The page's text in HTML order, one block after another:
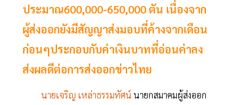
ประมาณ600,000-650,000 ตัน เนื่องจาก
ผู้ส่งออกยังมีสัญญาส่งมอบที่ค้างจากเดือน
ก่อนๆประกอบกับค่าเงินบาทที่อ่อนค่าลง
ส่งผลดีต่อการส่งออกข่าวไทย
นายเจริญ เหล่าธรรมทัศน์ นายกสมาคมผู้ส่งออก